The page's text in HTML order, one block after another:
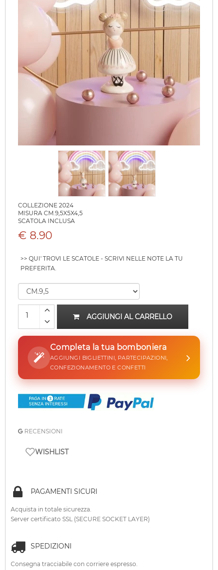
COLLEZIONE 2024
MISURA CM.9,5X5X4,5
SCATOLA INCLUSA
€ 8.90
>> QUI' TROVI LE SCATOLE - SCRIVI NELLE NOTE LA TU
PREFERITA.
AGGIUNGI AL CARRELLO
Completa la tua bomboniera
AGGIUNGI BIGLIETTINI, PARTECIPAZIONI,
CONFEZIONAMENTO E CONFETTI
RECENSIONI
WISHLIST
PAGAMENTI SICURI
Acquista in totale sicurezza.
Server certificato SSL (SECURE SOCKET LAYER)
SPEDIZIONI
Consegna tracciabile con corriere espresso.